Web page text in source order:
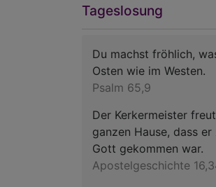
Tageslosung
Du machst fröhlich,
Osten wie im Westen.
Psalm 65,9
Der Kerkermeister
ganzen Hause, dass
Gott gekommen war.
Apostelgeschichte